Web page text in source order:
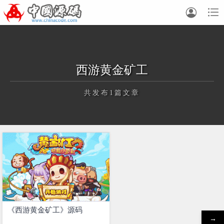


西游黄金矿工
共发布1篇文章
正在为您加载新内容
《西游黄金矿工》源码
→